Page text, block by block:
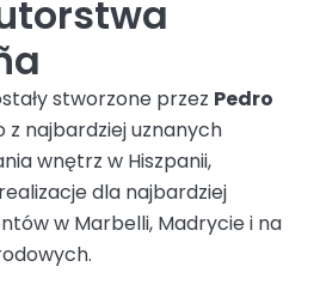
stworzone przez Pedro
z najbardziej uznanych
wnętrz w Hiszpanii,
dla najbardziej
w Marbelli, Madrycie i na